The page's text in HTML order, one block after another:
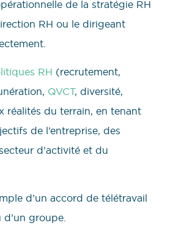
de la stratégie RH
RH ou le dirigeant
RH (recrutement,
QVCT, diversité,
réalités du terrain, en tenant
de l’entreprise, des
d’activité et du
d’un accord de télétravail
groupe.